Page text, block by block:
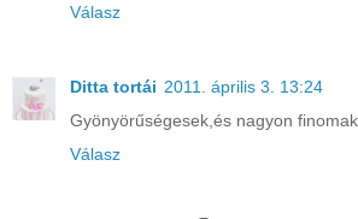
Válasz
Ditta tortái 2011. április 3. 13:24
Gyönyörűségesek,és nagyon
Válasz